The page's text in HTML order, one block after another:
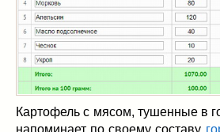
рыбные блюда(4)
салаты(11)
соусы(1)
Супы
тушеное(3)
Заначка на зиму!(29)
Картофель с мясом, тушенные в
напоминает по своему составу